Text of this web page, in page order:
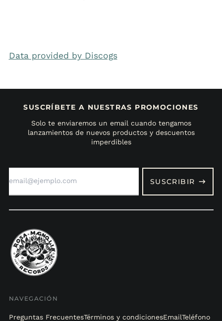
Data provided by Discogs
SUSCRÍBETE A NUESTRAS PROMOCIONES
Solo te enviaremos un email cuando tengamos
lanzamientos de nuevos productos y descuentos
imperdibles
SUSCRIBIR
NAVEGACIÓN
Preguntas FrecuentesTérminos y condicionesEmailTeléfono